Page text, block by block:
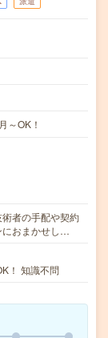
OK！
者の手配や契約
におまかせし…
！ 知識不問